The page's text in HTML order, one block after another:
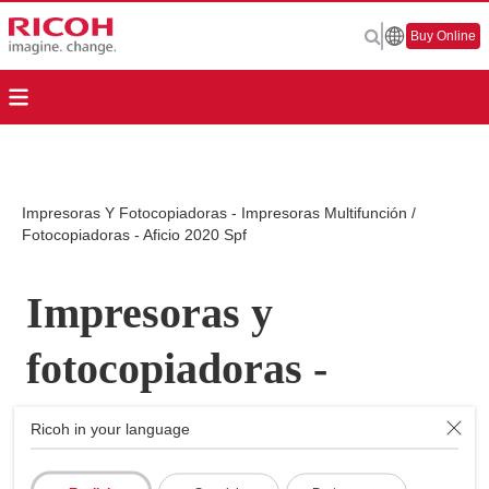
Ricoh in your language
Buy Online
Impresoras Y Fotocopiadoras - Impresoras Multifunción /
Fotocopiadoras - Aficio 2020 Spf
Impresoras y
fotocopiadoras -
Impresoras